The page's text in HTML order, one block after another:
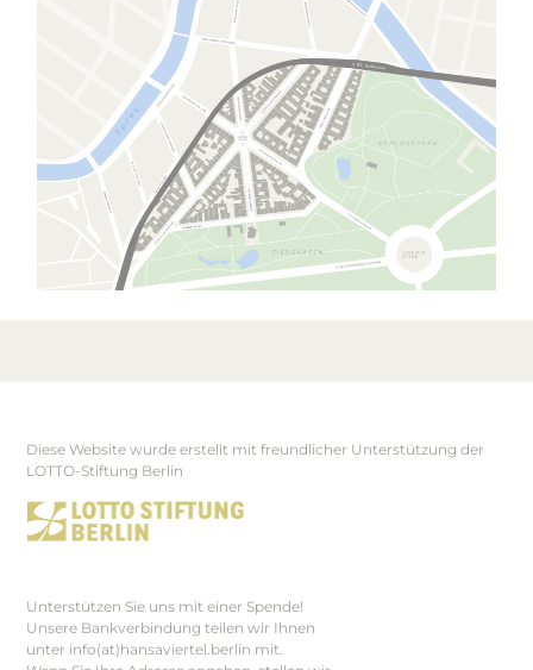
Footer
Diese Website wurde erstellt mit freundlicher Unterstützung der
LOTTO-Stiftung Berlin
Unterstützen Sie uns mit einer Spende!
Unsere Bankverbindung teilen wir Ihnen
unter info(at)hansaviertel.berlin mit.